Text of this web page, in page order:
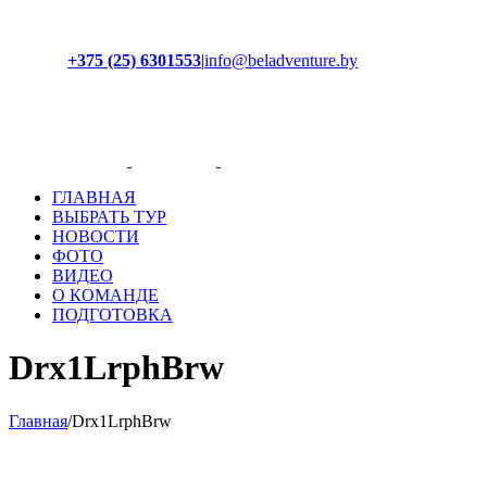
+375 (25) 6301553|info@beladventure.by
ГЛАВНАЯ
ВЫБРАТЬ ТУР
НОВОСТИ
ФОТО
ВИДЕО
О КОМАНДЕ
ПОДГОТОВКА
Drx1LrphBrw
Главная/Drx1LrphBrw